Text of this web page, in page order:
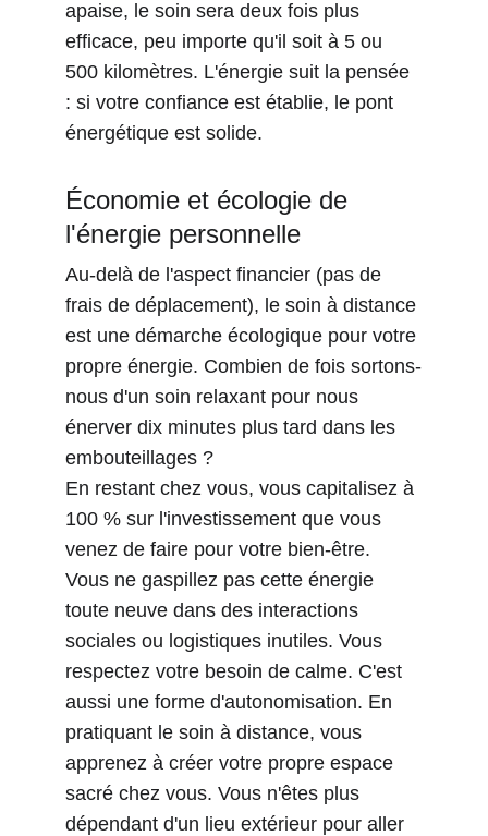
apaise, le soin sera deux fois plus
efficace, peu importe qu'il soit à 5 ou
500 kilomètres. L'énergie suit la pensée
: si votre confiance est établie, le pont
énergétique est solide.
Économie et écologie de
l'énergie personnelle
Au-delà de l'aspect financier (pas de
frais de déplacement), le soin à distance
est une démarche écologique pour votre
propre énergie. Combien de fois sortons-
nous d'un soin relaxant pour nous
énerver dix minutes plus tard dans les
embouteillages ?
En restant chez vous, vous capitalisez à
100 % sur l'investissement que vous
venez de faire pour votre bien-être.
Vous ne gaspillez pas cette énergie
toute neuve dans des interactions
sociales ou logistiques inutiles. Vous
respectez votre besoin de calme. C'est
aussi une forme d'autonomisation. En
pratiquant le soin à distance, vous
apprenez à créer votre propre espace
sacré chez vous. Vous n'êtes plus
dépendant d'un lieu extérieur pour aller